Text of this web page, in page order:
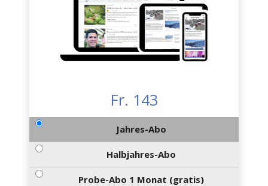
Fr. 143
Jahres-Abo
Halbjahres-Abo
Probe-Abo 1 Monat (gratis)